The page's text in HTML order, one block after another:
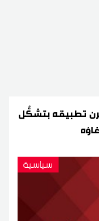
الأمام: ''المرسوم 54 اقترن تطبيقه بتشكُّل
سياسية